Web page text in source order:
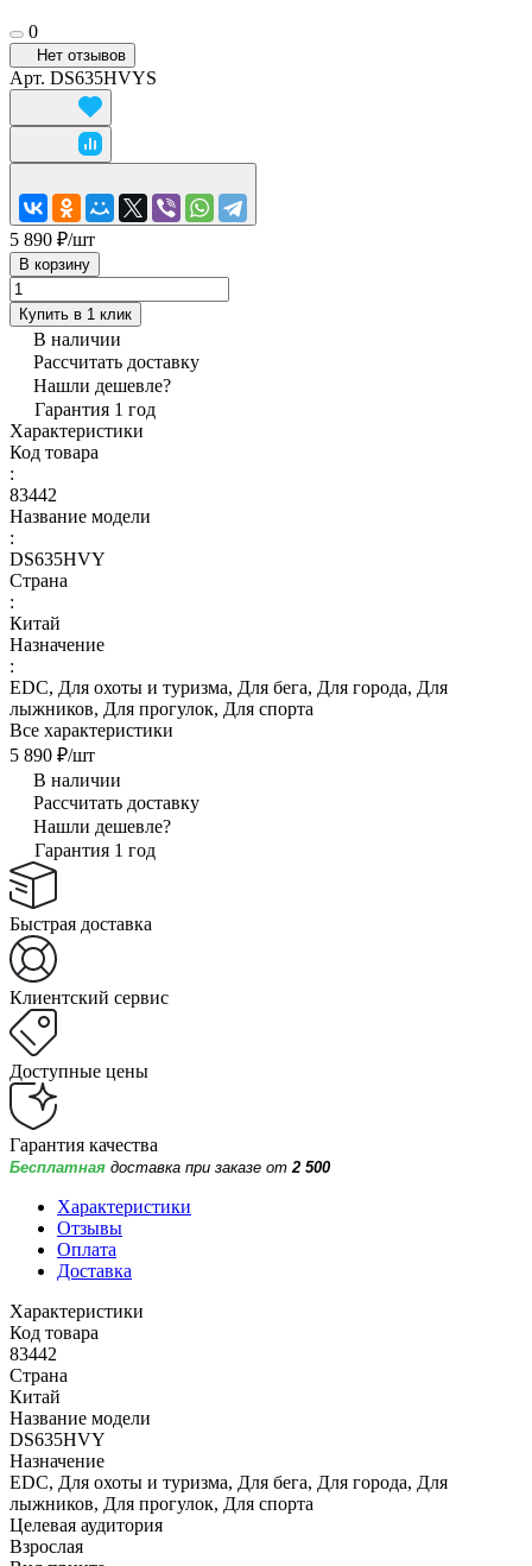
0
Нет отзывов
Арт. DS635HVYS
5 890 ₽/шт
В корзину
Купить в 1 клик
В наличии
Рассчитать доставку
Нашли дешевле?
Гарантия 1 год
Характеристики
Код товара
:
83442
Название модели
:
DS635HVY
Страна
:
Китай
Назначение
:
EDC, Для охоты и туризма, Для бега, Для города, Для
лыжников, Для прогулок, Для спорта
Все характеристики
5 890 ₽/шт
В наличии
Рассчитать доставку
Нашли дешевле?
Гарантия 1 год
Быстрая доставка
Клиентский сервис
Доступные цены
Гарантия качества
Бесплатная доставка при заказе от 2 500
Характеристики
Отзывы
Оплата
Доставка
Характеристики
Код товара
83442
Страна
Китай
Название модели
DS635HVY
Назначение
EDC, Для охоты и туризма, Для бега, Для города, Для
лыжников, Для прогулок, Для спорта
Целевая аудитория
Взрослая